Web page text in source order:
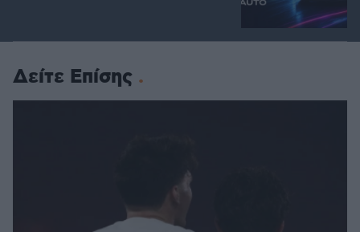
Δείτε Επίσης